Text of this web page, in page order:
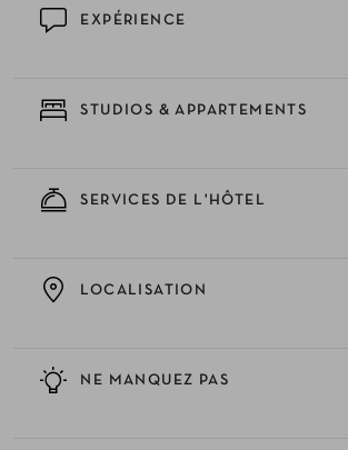
EXPÉRIENCE
STUDIOS & APPARTEMENTS
SERVICES DE L'HÔTEL
NE MANQUEZ PAS
LOCALISATION